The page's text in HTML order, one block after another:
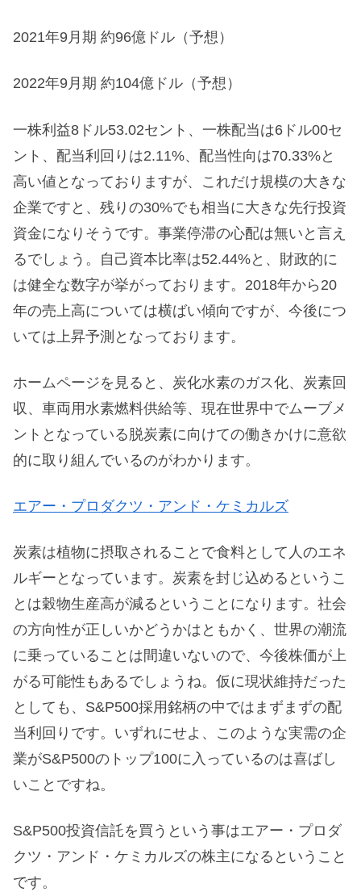
2021年9月期 約96億ドル（予想）
2022年9月期 約104億ドル（予想）
一株利益8ドル53.02セント、一株配当は6ドル00セ
ント、配当利回りは2.11%、配当性向は70.33%と
高い値となっておりますが、これだけ規模の大きな
企業ですと、残りの30%でも相当に大きな先行投資
資金になりそうです。事業停滞の心配は無いと言え
るでしょう。自己資本比率は52.44%と、財政的に
は健全な数字が挙がっております。2018年から20
年の売上高については横ばい傾向ですが、今後につ
いては上昇予測となっております。
ホームページを見ると、炭化水素のガス化、炭素回
収、車両用水素燃料供給等、現在世界中でムーブメ
ントとなっている脱炭素に向けての働きかけに意欲
的に取り組んでいるのがわかります。
エアー・プロダクツ・アンド・ケミカルズ
炭素は植物に摂取されることで食料として人のエネ
ルギーとなっています。炭素を封じ込めるというこ
とは穀物生産高が減るということになります。社会
の方向性が正しいかどうかはともかく、世界の潮流
に乗っていることは間違いないので、今後株価が上
がる可能性もあるでしょうね。仮に現状維持だった
としても、S&P500採用銘柄の中ではまずまずの配
当利回りです。いずれにせよ、このような実需の企
業がS&P500のトップ100に入っているのは喜ばし
いことですね。
S&P500投資信託を買うという事はエアー・プロダ
クツ・アンド・ケミカルズの株主になるということ
です。